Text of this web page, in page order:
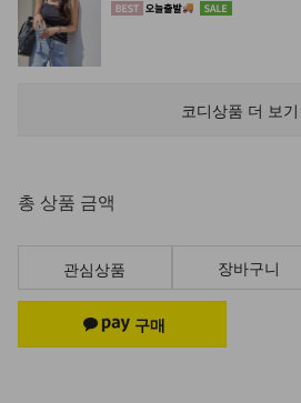
41%
NK52-TS-74/미라노 러플소매 블라
우스_JY
NKA51-TE-14/멜랑 브라캡 나시_JY
15,900
코디상품 더 보기
총 상품 금액
관심상품 장바구니